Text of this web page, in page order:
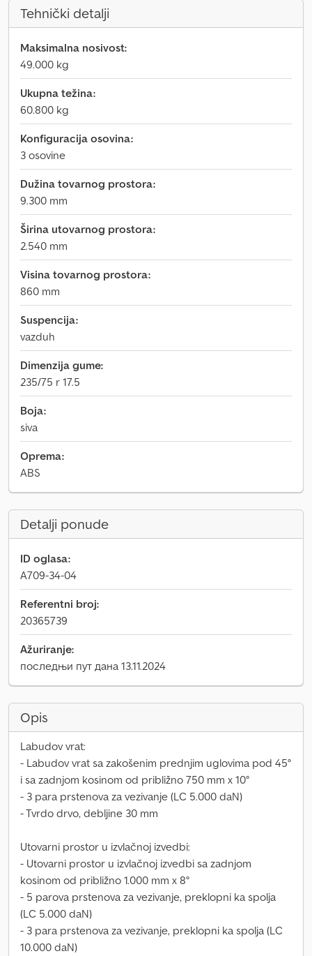
Tehnički detalji
Maksimalna nosivost:
49.000 kg
Ukupna težina:
60.800 kg
Konfiguracija osovina:
3 osovine
Dužina tovarnog prostora:
9.300 mm
Širina utovarnog prostora:
2.540 mm
Visina tovarnog prostora:
860 mm
Suspencija:
vazduh
Dimenzija gume:
235/75 r 17.5
Boja:
siva
Oprema:
ABS
Detalji ponude
ID oglasa:
A709-34-04
Referentni broj:
20365739
Ažuriranje:
последњи пут дана 13.11.2024
Opis
Labudov vrat:
- Labudov vrat sa zakošenim prednjim uglovima pod 45°
i sa zadnjom kosinom od približno 750 mm x 10°
- 3 para prstenova za vezivanje (LC 5.000 daN)
- Tvrdo drvo, debljine 30 mm
Utovarni prostor u izvlačnoj izvedbi:
- Utovarni prostor u izvlačnoj izvedbi sa zadnjom
kosinom od približno 1.000 mm x 8°
- 5 parova prstenova za vezivanje, preklopni ka spolja
(LC 5.000 daN)
- 3 para prstenova za vezivanje, preklopni ka spolja (LC
10.000 daN)